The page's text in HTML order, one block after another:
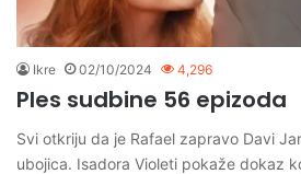
Ikre 02/10/2024 4,296
Ples sudbine 56 epizoda
Svi otkriju da je Rafael zapravo Davi
ubojica. Isadora Violeti pokaže dokaz